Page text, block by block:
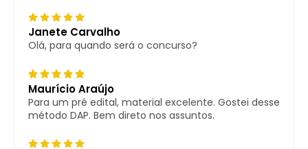
Janete Carvalho
Olá, para quando será o concurso?
Maurício Araújo
Para um pré edital, material excelente. Gostei desse
método DAP. Bem direto nos assuntos.